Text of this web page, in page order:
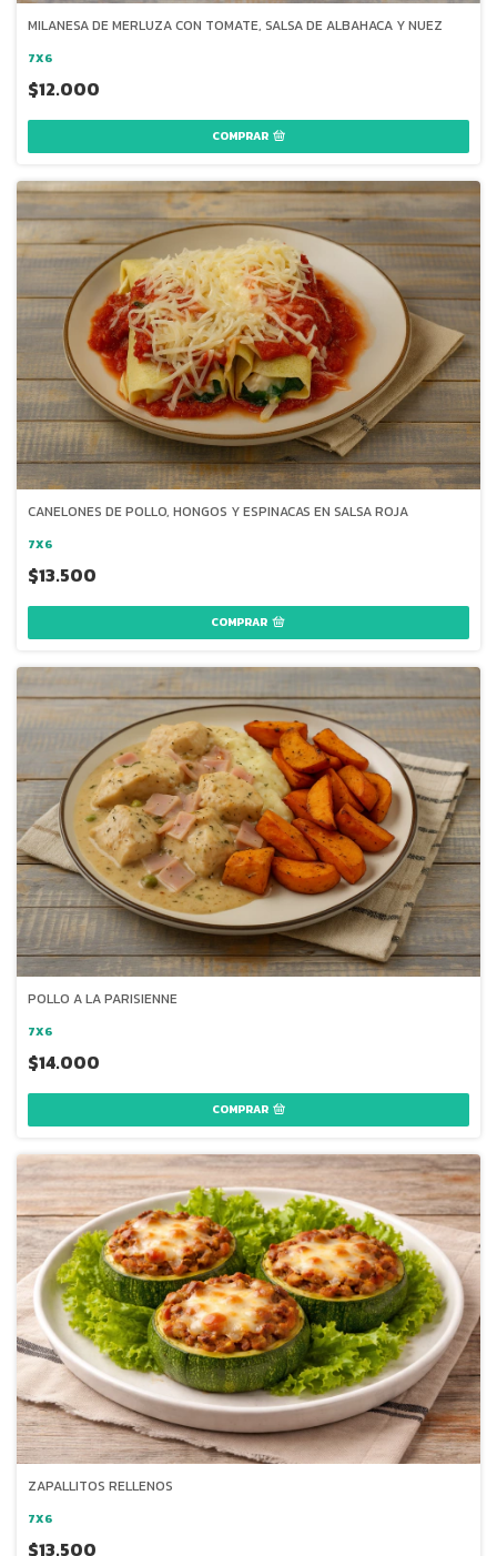
MILANESA DE MERLUZA CON TOMATE, SALSA DE ALBAHACA Y NUEZ
7X6
$12.000
COMPRAR
CANELONES DE POLLO, HONGOS Y ESPINACAS EN SALSA ROJA
7X6
$13.500
POLLO A LA PARISIENNE
7X6
$14.000
COMPRAR
ZAPALLITOS RELLENOS
7X6
$13.500